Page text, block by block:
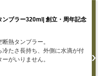
ンブラー320ml| 創立・周年記念
熱タンブラー。
冷たさ長持ち、外側に水滴が付
がいりません。